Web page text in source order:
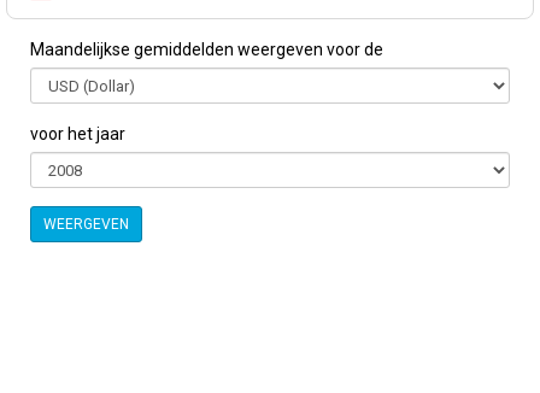
Maandelijkse gemiddelden weergeven voor de
voor het jaar
WEERGEVEN